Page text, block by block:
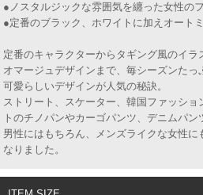
●ノスタルジックな雰囲気を纏った女性の
●定番のブラック、ホワイトに加えオート
定番のキャラクターからタギング風のイラ
オマージュデザインまで、毎シーズンたっ
可愛らしいデザインが人気の秘訣。
ストリート、スケーター、韓国ファッショ
トのチノパンやカーゴパンツ、デニムパン
男性にはもちろん、メンズライクな女性
なりました。